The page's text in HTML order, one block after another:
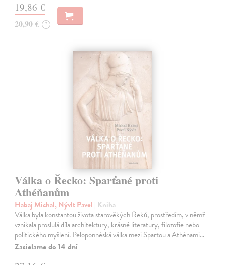
19,86 €
20,90 € ?
Válka o Řecko: Sparťané proti
Athéňanům
Habaj Michal, Nývlt Pavel | Kniha
Válka byla konstantou života starověkých Řeků, prostředím, v němž
vznikala proslulá díla architektury, krásné literatury, filozofie nebo
politického myšlení. Peloponnéská válka mezi Spartou a Athénami…
Zasielame do 14 dní